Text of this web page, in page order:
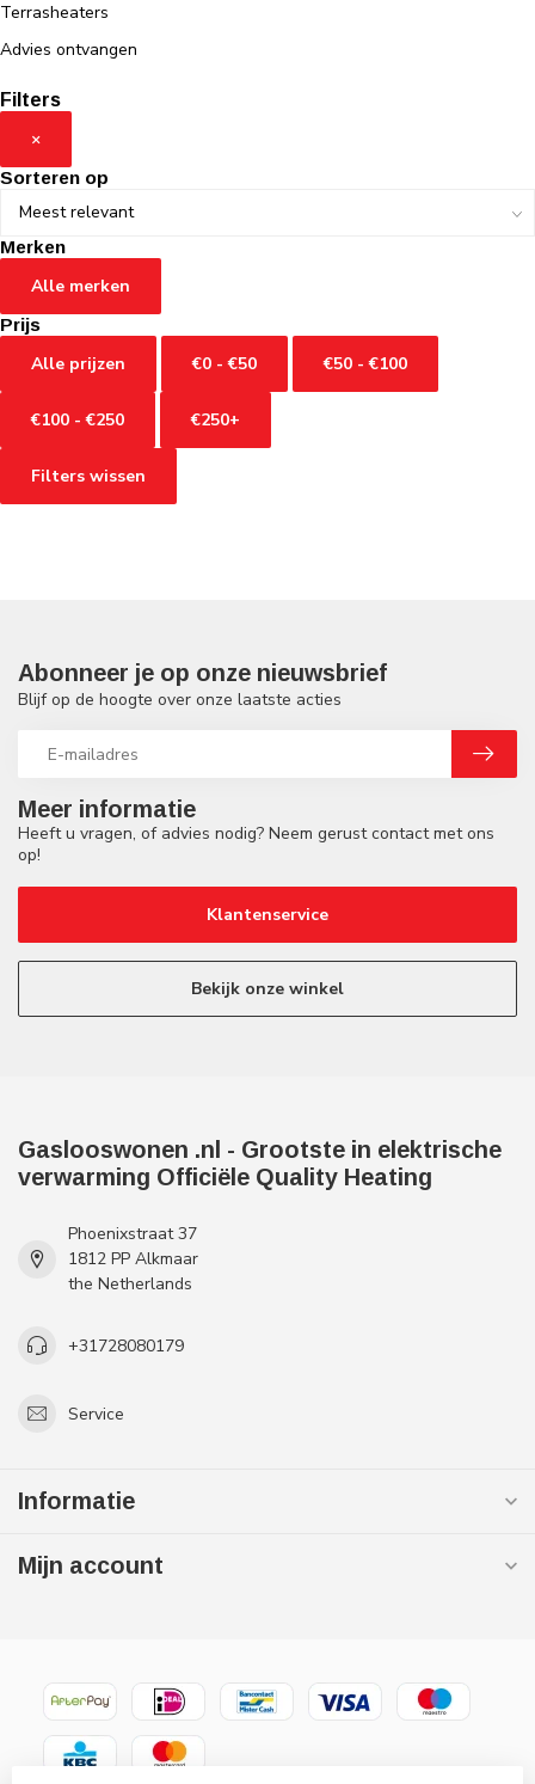
Terrasheaters
Advies ontvangen
Filters
×
Sorteren op
Merken
Alle merken
Prijs
Alle prijzen €0 - €50 €50 - €100
€100 - €250 €250+
Filters wissen
Meer informatie
Heeft u vragen, of advies nodig? Neem gerust contact met ons
op!
Klantenservice
Bekijk onze winkel
Abonneer je op onze nieuwsbrief
Blijf op de hoogte over onze laatste acties
Gaslooswonen .nl - Grootste in elektrische
verwarming Officiële Quality Heating
Phoenixstraat 37
1812 PP Alkmaar
the Netherlands
+31728080179
Service
Informatie
Mijn account